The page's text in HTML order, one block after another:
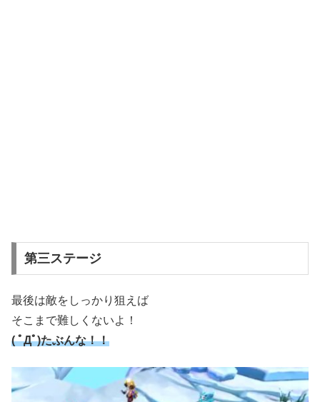
第三ステージ
最後は敵をしっかり狙えば
そこまで難しくないよ！
( ﾟДﾟ)たぶんな！！